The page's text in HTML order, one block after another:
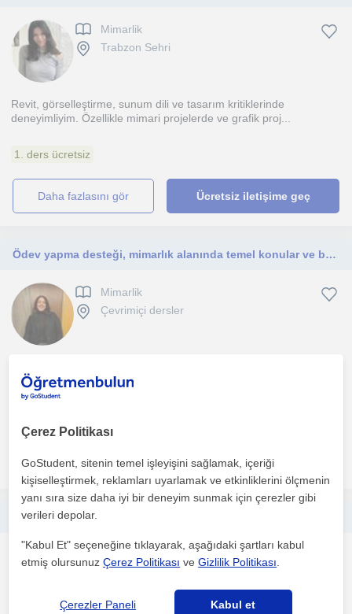
Mimarlik
Trabzon Sehri
Revit, görselleştirme, sunum dili ve tasarım kritiklerinde
deneyimliyim. Özellikle mimari projelerde ve grafik proj...
1. ders ücretsiz
daha fazlasını gör Ücretsiz iletişime geç
Ödev yapma desteği, mimarlık alanında temel konular ve basit İngilizce derslerinde yardımcı oluyorum, derslerimi sabırla veriyorum
Mimarlik
Çevrimiçi dersler
planlarım. Ödev yapma sürecinde konuları birlikte anl...
daha fazlasını gör Ücretsiz iletişime geç
Mimarlik
Çevrimiçi dersler
Çerez Politikası
GoStudent, sitenin temel işleyişini sağlamak, içeriği
kişiselleştirmek, reklamları uyarlamak ve etkinliklerini ölçmenin
yanı sıra size daha iyi bir deneyim sunmak için çerezler gibi
verileri depolar.
"Kabul Et" seçeneğine tıklayarak, aşağıdaki şartları kabul
etmiş olursunuzÇerez Politikası veGizlilik Politikası
Çerezler Paneli Kabul et